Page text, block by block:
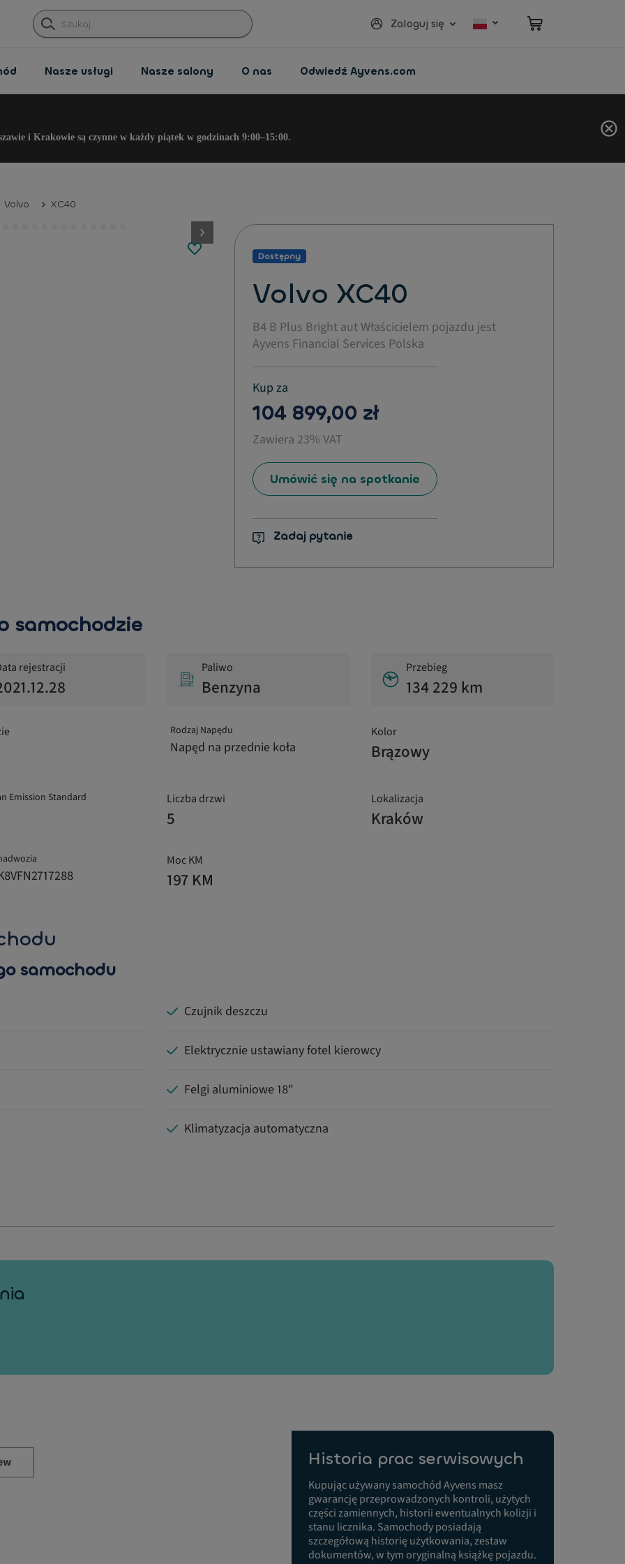
Zaloguj się
Nasze usługi Nasze salony O nas Odwiedź Ayvens.com
i Krakowie są czynne w każdy piątek w godzinach 9:00–15:00.
Volvo XC40
button.next
Dostępny
Volvo XC40
B4 B Plus Bright aut Właścicielem pojazdu jest
Ayvens Financial Services Polska
Kup za
104 899,00 zł
Zawiera 23% VAT
Umówić się na spotkanie
Zadaj pytanie
samochodzie
rejestracji Paliwo
Benzyna
Przebieg
134 229 km
Rodzaj Napędu
Napęd na przednie koła
Kolor
Brązowy
Emission Standard Liczba drzwi
5
Lokalizacja
Kraków
Moc KM
197 KM
samochodu
Czujnik deszczu
Elektrycznie ustawiany fotel kierowcy
Felgi aluminiowe 18"
Klimatyzacja automatyczna
Historia prac serwisowych
Kupując używany samochód Ayvens masz
gwarancję przeprowadzonych kontroli, użytych
części zamiennych, historii ewentualnych kolizji i
stanu licznika. Samochody posiadają
szczegółową historię użytkowania, zestaw
dokumentów, w tym oryginalną książkę pojazdu.